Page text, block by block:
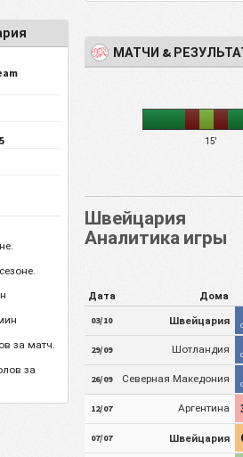
за матч.
за
МАТЧИ &
15'
Швейцария
Аналитика игры
Дата Дома
03/10 Швейцария
29/09 Шотландия
26/09 Северная Македония
12/07 Аргентина
07/07 Швейцария